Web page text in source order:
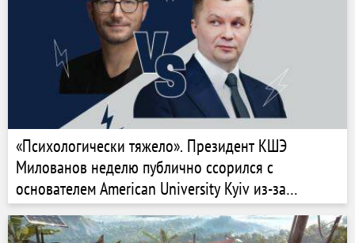
«Психологически тяжело». Президент КШЭ
Милованов неделю публично ссорился с
основателем American University Kyiv из-за
плагиата в соцсетях. Разрушают ли такие
конфликты бренд частного образования